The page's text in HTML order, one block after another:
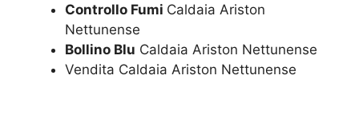
Controllo Fumi Caldaia Ariston
Nettunense
Bollino Blu Caldaia Ariston Nettunense
Vendita Caldaia Ariston Nettunense